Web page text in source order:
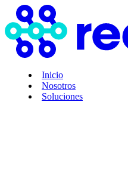
Inicio
Nosotros
Soluciones